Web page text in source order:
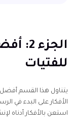
الجزء 2: أفضل 10 أفكار للرسم للفتيات
كيف يمكنك
الخاتمة
للفتيات
الأفكار على البدء في
استعن بالأفكار أدناه